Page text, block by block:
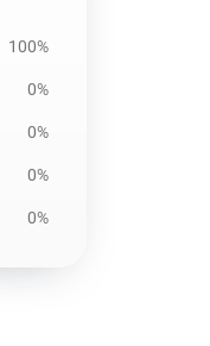
100%
0%
0%
0%
0%